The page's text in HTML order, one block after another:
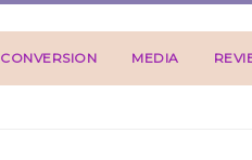
CONVERSION MEDIA